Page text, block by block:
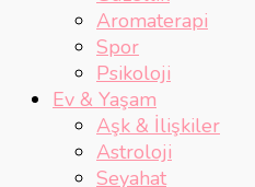
Aromaterapi
Spor
Psikoloji
Ev & Yaşam
Aşk & İlişkiler
Astroloji
Seyahat